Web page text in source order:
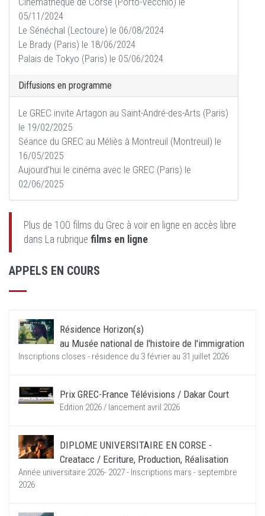
05/11/2024
Le Sénéchal (Lectoure) le 06/08/2024
Le Brady (Paris) le 18/06/2024
Palais de Tokyo (Paris) le 05/06/2024
Diffusions en programme
Le GREC invite Artagon au Saint-André-des-Arts (Paris)
le 19/02/2025
Séance du GREC au Méliès à Montreuil (Montreuil) le
16/05/2025
Aujourd'hui le cinéma avec le GREC (Paris) le
02/06/2025
Plus de 100 films du Grec à voir en ligne en accès libre
dans La rubrique films en ligne.
APPELS EN COURS
Résidence Horizon(s)
au Musée national de l'histoire de l'immigration
Inscriptions closes - résidence du 3 février au 31 juillet 2026
Prix GREC-France Télévisions / Dakar Court
Edition 2026 / lancement avril 2026
DIPLOME UNIVERSITAIRE EN CORSE -
Creatacc / Ecriture, Production, Réalisation
Année universitaire 2026- 2027 - Inscriptions mars - septembre
2026